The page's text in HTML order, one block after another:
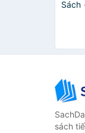
Sách
sách